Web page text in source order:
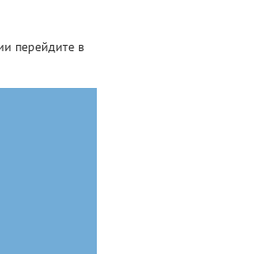
перейдите в